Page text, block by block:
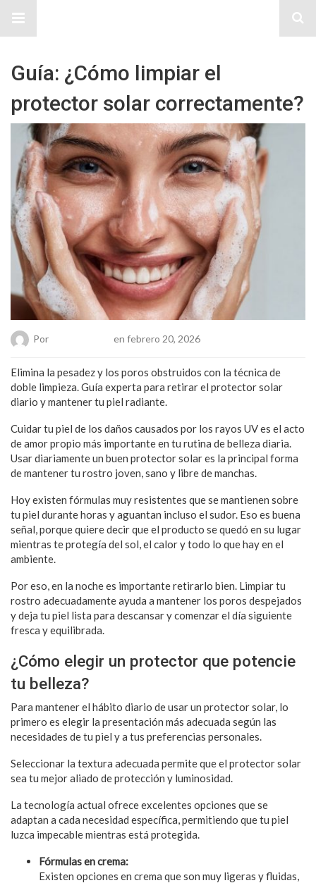
Guía: ¿Cómo limpiar el
protector solar correctamente?
Por en febrero 20, 2026
Elimina la pesadez y los poros obstruidos con la técnica de
doble limpieza. Guía experta para retirar el protector solar
diario y mantener tu piel radiante.
Cuidar tu piel de los daños causados por los rayos UV es el acto
de amor propio más importante en tu rutina de belleza diaria.
Usar diariamente un buen protector solar es la principal forma
de mantener tu rostro joven, sano y libre de manchas.
Hoy existen fórmulas muy resistentes que se mantienen sobre
tu piel durante horas y aguantan incluso el sudor. Eso es buena
señal, porque quiere decir que el producto se quedó en su lugar
mientras te protegía del sol, el calor y todo lo que hay en el
ambiente.
Por eso, en la noche es importante retirarlo bien. Limpiar tu
rostro adecuadamente ayuda a mantener los poros despejados
y deja tu piel lista para descansar y comenzar el día siguiente
fresca y equilibrada.
¿Cómo elegir un protector que potencie
tu belleza?
Para mantener el hábito diario de usar un protector solar, lo
primero es elegir la presentación más adecuada según las
necesidades de tu piel y a tus preferencias personales.
Seleccionar la textura adecuada permite que el protector solar
sea tu mejor aliado de protección y luminosidad.
La tecnología actual ofrece excelentes opciones que se
adaptan a cada necesidad específica, permitiendo que tu piel
luzca impecable mientras está protegida.
Fórmulas en crema:
Existen opciones en crema que son muy ligeras y fluidas,